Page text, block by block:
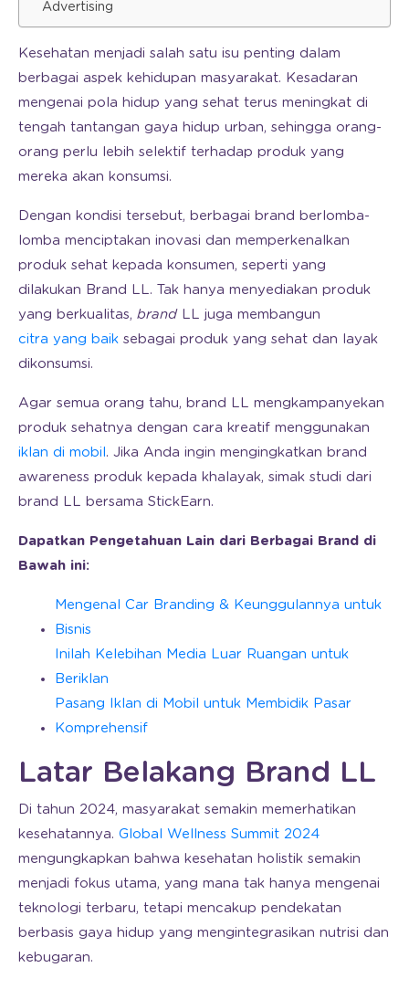
Advertising
Kesehatan menjadi salah satu isu penting dalam
berbagai aspek kehidupan masyarakat. Kesadaran
mengenai pola hidup yang sehat terus meningkat di
tengah tantangan gaya hidup urban, sehingga orang-
orang perlu lebih selektif terhadap produk yang
mereka akan konsumsi.
Dengan kondisi tersebut, berbagai brand berlomba-
lomba menciptakan inovasi dan memperkenalkan
produk sehat kepada konsumen, seperti yang
dilakukan Brand LL. Tak hanya menyediakan produk
yang berkualitas, brand LL juga membangun
citra yang baik sebagai produk yang sehat dan layak
dikonsumsi.
Agar semua orang tahu, brand LL mengkampanyekan
produk sehatnya dengan cara kreatif menggunakan
iklan di mobil. Jika Anda ingin mengingkatkan brand
awareness produk kepada khalayak, simak studi dari
brand LL bersama StickEarn.
Dapatkan Pengetahuan Lain dari Berbagai Brand di
Bawah ini:
Mengenal Car Branding & Keunggulannya untuk
Bisnis
Inilah Kelebihan Media Luar Ruangan untuk
Beriklan
Pasang Iklan di Mobil untuk Membidik Pasar
Komprehensif
Latar Belakang Brand LL
Di tahun 2024, masyarakat semakin memerhatikan
kesehatannya. Global Wellness Summit 2024
mengungkapkan bahwa kesehatan holistik semakin
menjadi fokus utama, yang mana tak hanya mengenai
teknologi terbaru, tetapi mencakup pendekatan
berbasis gaya hidup yang mengintegrasikan nutrisi dan
kebugaran.